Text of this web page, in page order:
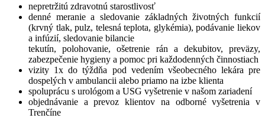
nepretržitú zdravotnú starostlivosť
denné meranie a sledovanie základných životných funkcií
(krvný tlak, pulz, telesná teplota, glykémia), podávanie liekov
a infúzií, sledovanie bilancie
tekutín, polohovanie, ošetrenie rán a dekubitov, preväzy,
zabezpečenie hygieny a pomoc pri každodenných činnostiach
vizity 1x do týždňa pod vedením všeobecného lekára pre
dospelých v ambulancii alebo priamo na izbe klienta
spoluprácu s urológom a USG vyšetrenie v našom zariadení
objednávanie a prevoz klientov na odborné vyšetrenia v
Trenčíne